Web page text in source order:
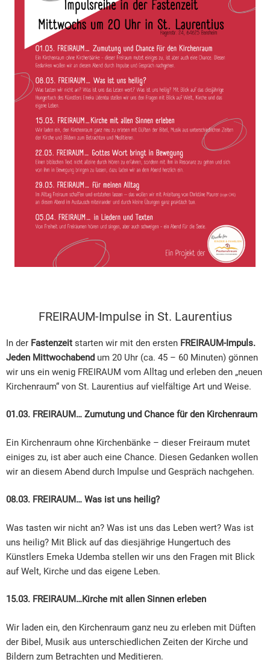
FREIRAUM-Impulse in St. Laurentius
In der Fastenzeit starten wir mit den ersten FREIRAUM-Impuls.
Jeden Mittwochabend um 20 Uhr (ca. 45 – 60 Minuten) gönnen
wir uns ein wenig FREIRAUM vom Alltag und erleben den „neuen
Kirchenraum“ von St. Laurentius auf vielfältige Art und Weise.
01.03. FREIRAUM… Zumutung und Chance für den Kirchenraum
Ein Kirchenraum ohne Kirchenbänke – dieser Freiraum mutet
einiges zu, ist aber auch eine Chance. Diesen Gedanken wollen
wir an diesem Abend durch Impulse und Gespräch nachgehen.
08.03. FREIRAUM… Was ist uns heilig?
Was tasten wir nicht an? Was ist uns das Leben wert? Was ist
uns heilig? Mit Blick auf das diesjährige Hungertuch des
Künstlers Emeka Udemba stellen wir uns den Fragen mit Blick
auf Welt, Kirche und das eigene Leben.
15.03. FREIRAUM…Kirche mit allen Sinnen erleben
Wir laden ein, den Kirchenraum ganz neu zu erleben mit Düften
der Bibel, Musik aus unterschiedlichen Zeiten der Kirche und
Bildern zum Betrachten und Meditieren.